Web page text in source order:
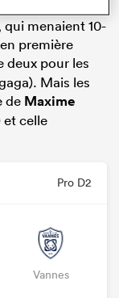
menaient 10-
première
deux pour les
Mais les
de Maxime
et celle
Pro D2
Vannes